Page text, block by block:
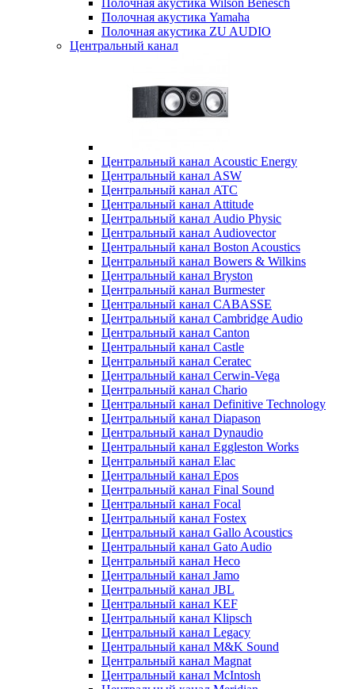
Полочная акустика Wilson Benesch
Полочная акустика Yamaha
Полочная акустика ZU AUDIO
Центральный канал
Центральный канал Acoustic Energy
Центральный канал ASW
Центральный канал ATC
Центральный канал Attitude
Центральный канал Audio Physic
Центральный канал Audiovector
Центральный канал Boston Acoustics
Центральный канал Bowers & Wilkins
Центральный канал Bryston
Центральный канал Burmester
Центральный канал CABASSE
Центральный канал Cambridge Audio
Центральный канал Canton
Центральный канал Castle
Центральный канал Ceratec
Центральный канал Cerwin-Vega
Центральный канал Chario
Центральный канал Definitive Technology
Центральный канал Diapason
Центральный канал Dynaudio
Центральный канал Eggleston Works
Центральный канал Elac
Центральный канал Epos
Центральный канал Final Sound
Центральный канал Focal
Центральный канал Fostex
Центральный канал Gallo Acoustics
Центральный канал Gato Audio
Центральный канал Heco
Центральный канал Jamo
Центральный канал JBL
Центральный канал KEF
Центральный канал Klipsch
Центральный канал Legacy
Центральный канал M&K Sound
Центральный канал Magnat
Центральный канал McIntosh